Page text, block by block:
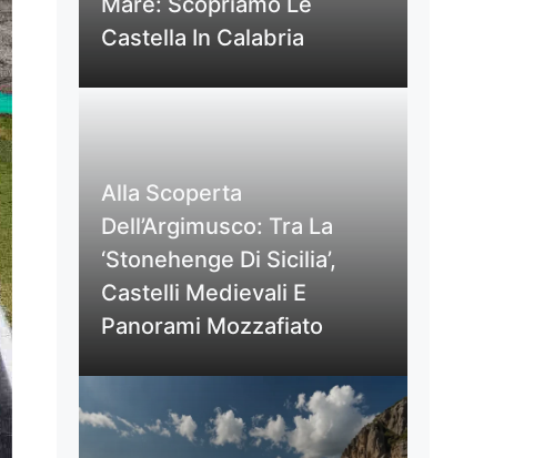
Castella In Calabria
Alla Scoperta
Dell’Argimusco: Tra La
‘Stonehenge Di Sicilia’,
Castelli Medievali E
Panorami Mozzafiato